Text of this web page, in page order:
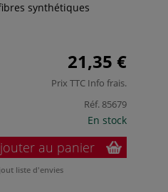
synthétiques
21,35 €
Prix TTC Info frais.
Réf. 85679
En stock
au panier
liste d'envies